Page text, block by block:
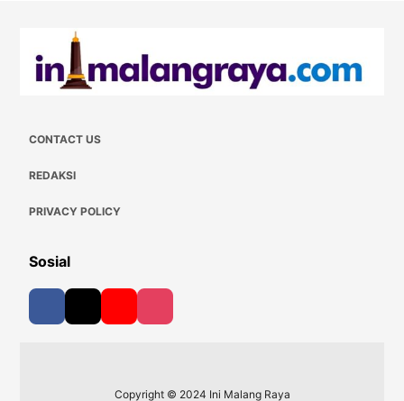
CONTACT US
REDAKSI
PRIVACY POLICY
Sosial
Copyright © 2024 Ini Malang Raya